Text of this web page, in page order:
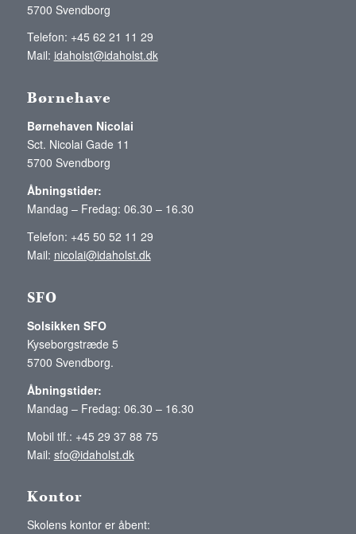
5700 Svendborg
Telefon: +45 62 21 11 29
Mail: idaholst@idaholst.dk
Børnehave
Børnehaven Nicolai
Sct. Nicolai Gade 11
5700 Svendborg
Åbningstider:
Mandag – Fredag: 06.30 – 16.30
Telefon: +45 50 52 11 29
Mail: nicolai@idaholst.dk
SFO
Solsikken SFO
Kyseborgstræde 5
5700 Svendborg.
Åbningstider:
Mandag – Fredag: 06.30 – 16.30
Mobil tlf.: +45 29 37 88 75
Mail: sfo@idaholst.dk
Kontor
Skolens kontor er åbent: